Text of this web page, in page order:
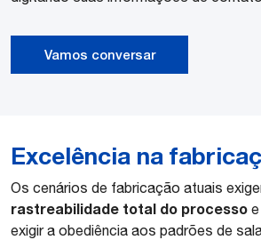
Vamos conversar
Excelência na
Os cenários de fabricação atuais
rastreabilidade total do processo
exigir a obediência aos padrões de